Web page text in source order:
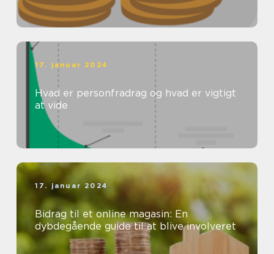
17. januar 2024
Hvad er personfradrag og hvad er vigtigt
at vide
17. januar 2024
Bidrag til et online magasin: En
dybdegående guide til at blive involveret